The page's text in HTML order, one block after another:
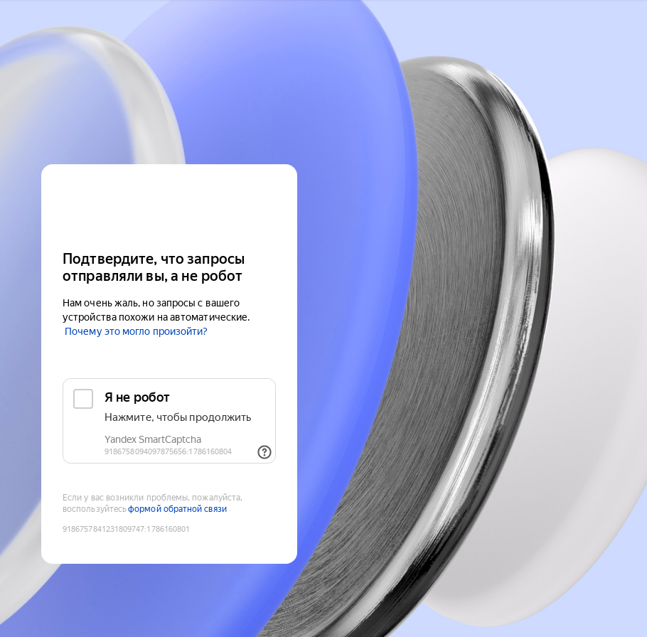
Подтвердите, что запросы
отправляли вы, а не робот
Нам очень жаль, но запросы с вашего
устройства похожи на автоматические.
Почему это могло произойти?
Если у вас возникли проблемы, пожалуйста,
воспользуйтесьформой обратной связи
9186757841231809747:1786160801